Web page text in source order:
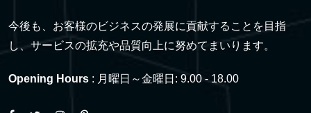
今後も、お客様のビジネスの発展に貢献することを目指
し、サービスの拡充や品質向上に努めてまいります。
Opening Hours : 月曜日～金曜日: 9.00 - 18.00